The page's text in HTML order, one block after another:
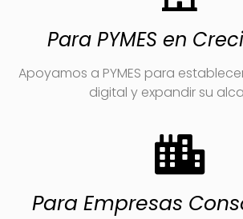
Para PYMES en
Apoyamos a PYMES para
digital y expandir su
Para Empresas